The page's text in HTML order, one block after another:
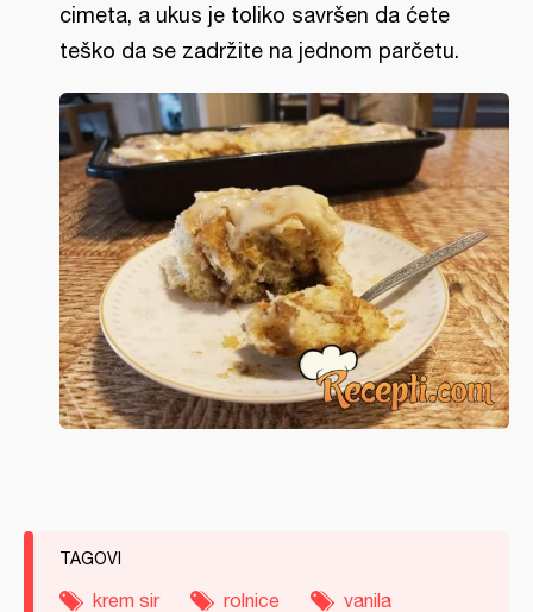
cimeta, a ukus je toliko savršen da ćete
teško da se zadržite na jednom parčetu.
TAGOVI
krem sir rolnice vanila